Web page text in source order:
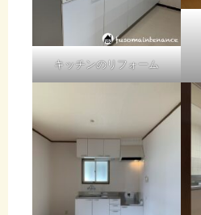
キッチンのリフォーム